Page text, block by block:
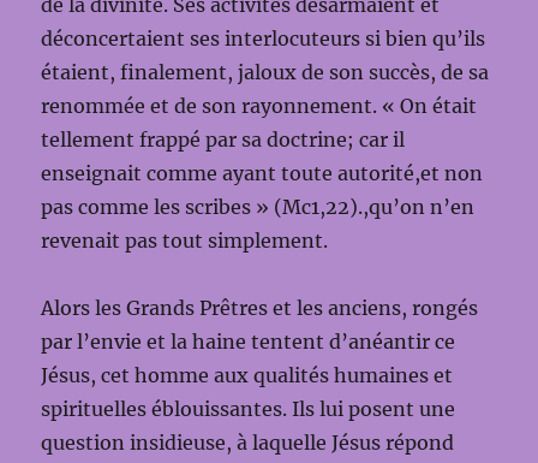
de la divinité. Ses activités désarmaient et
déconcertaient ses interlocuteurs si bien qu’ils
étaient, finalement, jaloux de son succès, de sa
renommée et de son rayonnement. « On était
tellement frappé par sa doctrine; car il
enseignait comme ayant toute autorité,et non
pas comme les scribes » (Mc1,22).,qu’on n’en
revenait pas tout simplement.
Alors les Grands Prêtres et les anciens, rongés
par l’envie et la haine tentent d’anéantir ce
Jésus, cet homme aux qualités humaines et
spirituelles éblouissantes. Ils lui posent une
question insidieuse, à laquelle Jésus répond